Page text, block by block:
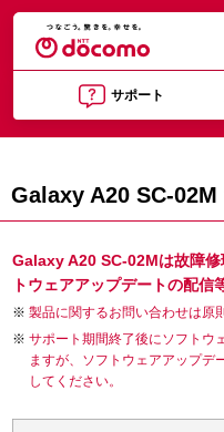
サポート
Galaxy A20 SC-02M
Galaxy A20 SC-02Mは故障
トウェアアップデートの配信
製品に関するお問い合わせは原
サポート期間終了後にソフトウ
ますが、ソフトウェアアップデ
してください。